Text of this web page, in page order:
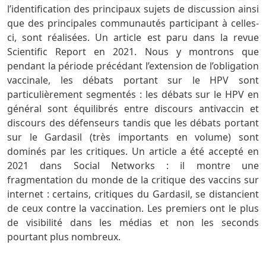
l’identification des principaux sujets de discussion ainsi
que des principales communautés participant à celles-
ci, sont réalisées. Un article est paru dans la revue
Scientific Report en 2021. Nous y montrons que
pendant la période précédant l’extension de l’obligation
vaccinale, les débats portant sur le HPV sont
particulièrement segmentés : les débats sur le HPV en
général sont équilibrés entre discours antivaccin et
discours des défenseurs tandis que les débats portant
sur le Gardasil (très importants en volume) sont
dominés par les critiques. Un article a été accepté en
2021 dans Social Networks : il montre une
fragmentation du monde de la critique des vaccins sur
internet : certains, critiques du Gardasil, se distancient
de ceux contre la vaccination. Les premiers ont le plus
de visibilité dans les médias et non les seconds
pourtant plus nombreux.